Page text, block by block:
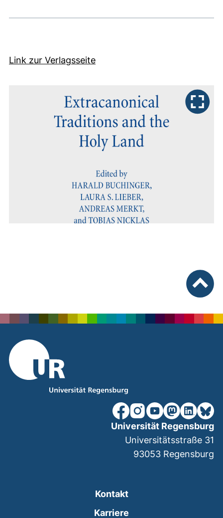
Link zur Verlagsseite(externer Link, öffnet neues
unsere Facebook-Seite
unsere Instagram-
unsere YouTube-
unsereunsere
Kontakt
Karriere
Universität Regensburg
Universitätsstraße 31
93053 Regensburg